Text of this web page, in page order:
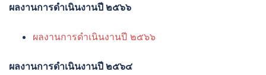
ผลงานการดำเนินงานปี ๒๕๖๖
ผลงานการดำเนินงานปี ๒๕๖๖
ผลงานการดำเนินงานปี ๒๕๖๔